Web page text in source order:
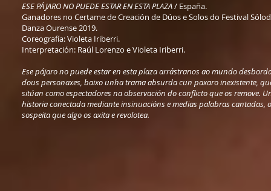
ESE PÁJARO NO PUEDE ESTAR EN ESTA PLAZA/ España.
Ganadores no Certame de Creación de Dúos e Solos do Festival
Danza Ourense 2019.
Coreografía: Violeta Iriberri.
Interpretación: Raúl Lorenzo e Violeta Iriberri.
Ese pájaro no puede estar en esta plaza arrástranos ao mundo
dous personaxes, baixo unha trama absurda cun paxaro inexistente,
sitúan como espectadores na observación do conflicto que os remove.
historia conectada mediante insinuacións e medias palabras cantadas,
sospeita que algo os axita e revolotea.